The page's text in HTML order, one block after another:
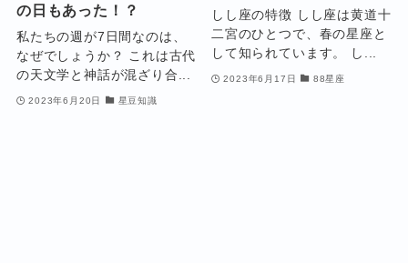
の日もあった！？
私たちの週が7日間なのは、
なぜでしょうか？ これは古代
の天文学と神話が混ざり合...
2023年6月20日 星豆知識
しし座の特徴 しし座は黄道十
二宮のひとつで、春の星座と
して知られています。 し...
2023年6月17日 88星座